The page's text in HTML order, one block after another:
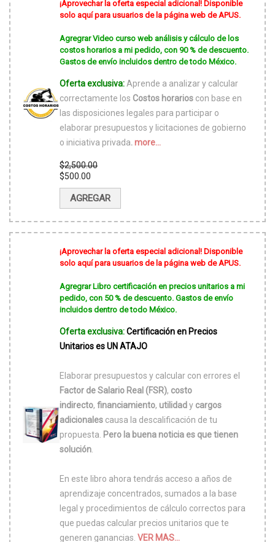
¡Aprovechar la oferta especial adicional! Disponible
solo aquí para usuarios de la página web de APUS.
Agregrar Video curso web análisis y cálculo de los
costos horarios a mi pedido, con 90 % de descuento.
Gastos de envío incluidos dentro de todo México.
Oferta exclusiva: Aprende a analizar y calcular
correctamente los Costos horarios con base en
las disposiciones legales para participar o
elaborar presupuestos y licitaciones de gobierno
o iniciativa privada. more...
$2,500.00
El
original
era:
$2,500.00.
$500.00
precio
actual
es:
AGREGAR
¡Aprovechar la oferta especial adicional! Disponible
solo aquí para usuarios de la página web de APUS.
Agregrar Libro certificación en precios unitarios a mi
pedido, con 50 % de descuento. Gastos de envío
incluidos dentro de todo México.
Oferta exclusiva:Certificación en Precios
Unitarios es UN ATAJO
Elaborar presupuestos y calcular con errores el
Factor de Salario Real (FSR), costo
indirecto, financiamiento, utilidady cargos
adicionales causa la descalificación de tu
propuesta. Pero la buena noticia es que tienen
solución
En este libro ahora tendrás acceso a años de
aprendizaje concentrados, sumados a la base
legal y procedimientos de cálculo correctos para
que puedas calcular precios unitarios que te
generen ganancias. VER MAS...